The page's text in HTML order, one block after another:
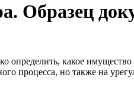
Образец
какое имущество
процесса, но также на